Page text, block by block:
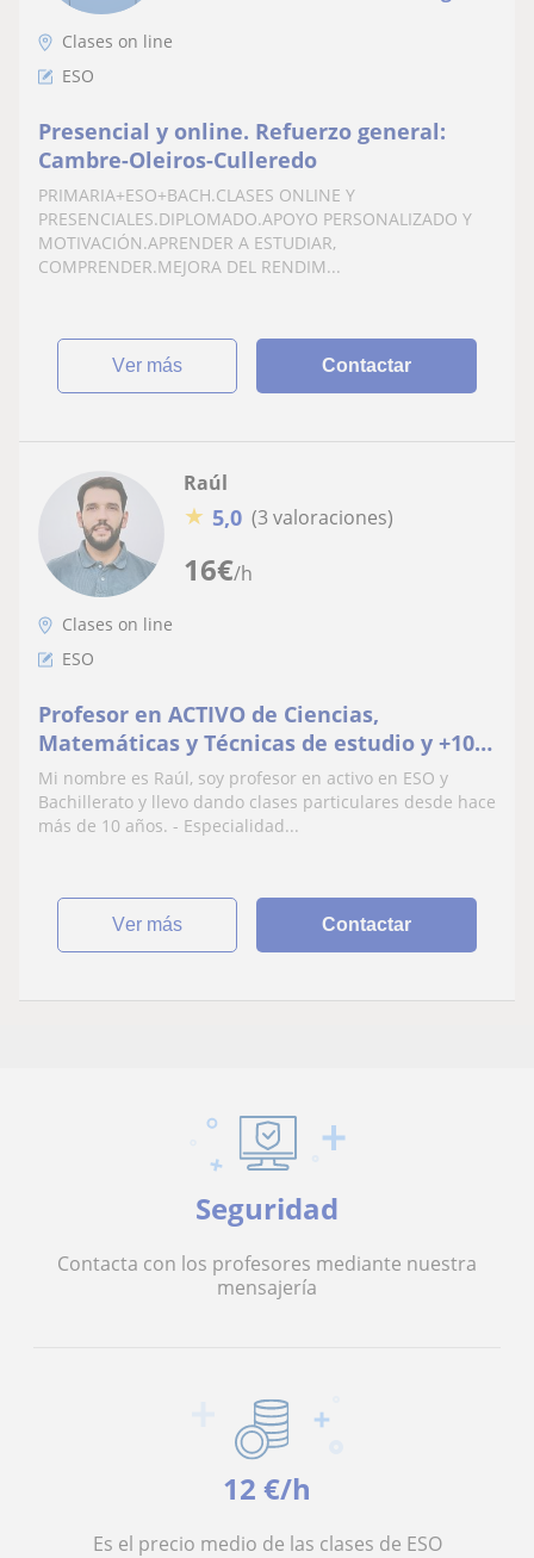
Clases on line
ESO
Presencial y online. Refuerzo general:
Cambre-Oleiros-Culleredo
PRIMARIA+ESO+BACH.CLASES ONLINE Y
PRESENCIALES.DIPLOMADO.APOYO PERSONALIZADO Y
MOTIVACIÓN.APRENDER A ESTUDIAR,
COMPRENDER.MEJORA DEL RENDIM...
ver más Contactar
16€/h
Raúl
★ 5,0 (3 valoraciones)
Clases on line
ESO
Profesor en ACTIVO de Ciencias,
Matemáticas y Técnicas de estudio y +10
años de experiencia en Clases
Particulares. Clases on-line
Mi nombre es Raúl, soy profesor en activo en ESO y
Bachillerato y llevo dando clases particulares desde hace
más de 10 años. - Especialidad...
ver más Contactar
Seguridad
Contacta con los profesores mediante nuestra
mensajería
12 €/h
Es el precio medio de las clases de ESO